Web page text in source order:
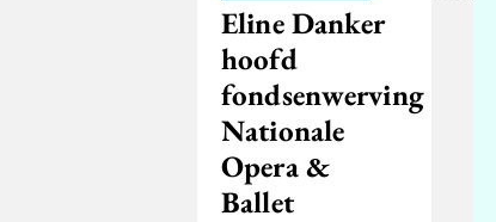
Eline Danker
hoofd
fondsenwerving
Nationale
Opera &
Ballet